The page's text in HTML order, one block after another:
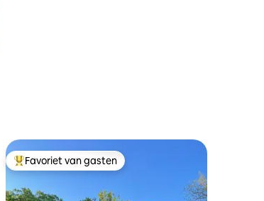
Topfavoriet van gasten
Favoriet van gasten